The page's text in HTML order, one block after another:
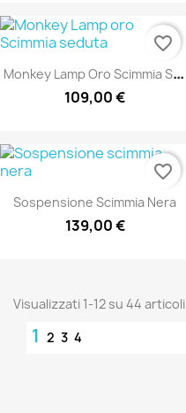
M
Onkey Lamp Oro Scimmia Seduta
109,00 €
favorite_border
Sospensione Scimmia Nera
139,00 €
favorite_border
Visualizzati 1-12 su 44 articoli
1 2 3 4